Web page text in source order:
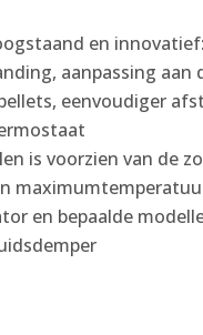
en
aanpassing
eenvoudiger
is voorzien van de
en bepaalde